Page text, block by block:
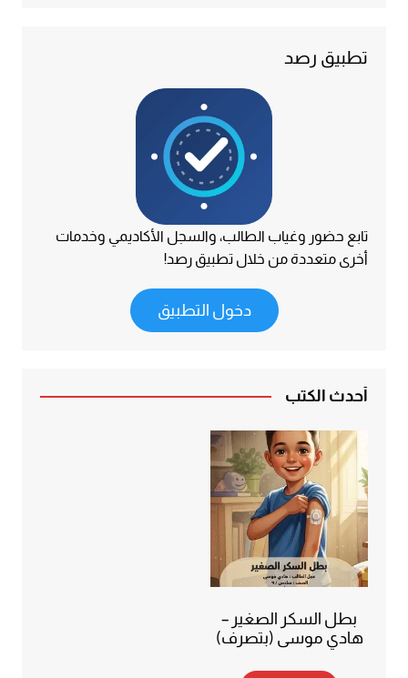
تطبيق رصد
تابع حضور وغياب الطالب، والسجل الأكاديمي وخدمات
أخرى متعددة من خلال تطبيق رصد!
دخول التطبيق
أحدث الكتب
بطل السكر الصغير –
هادي موسى (بتصرف)